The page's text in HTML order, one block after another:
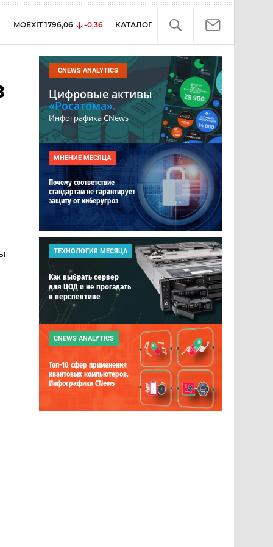
MOEXIT 1796,06 -0,36 КАТАЛОГ
CNEWS ANALYTICS
Цифровые активы
«Росатома».
Инфографика CNews
МНЕНИЕ МЕСЯЦА
Почему соответствие
стандартам не гарантирует
защиту от киберугроз
ТЕХНОЛОГИЯ МЕСЯЦА
Как выбрать сервер
для ЦОД и не прогадать
в перспективе
CNEWS ANALYTICS
Топ-10 сфер применения
квантовых компьютеров.
Инфографика CNews